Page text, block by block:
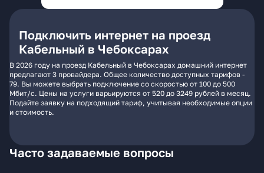
Подключить интернет на проезд
Кабельный в Чебоксарах
В 2026 году на проезд Кабельный в Чебоксарах домашний интернет
предлагают 3 провайдера. Общее количество доступных тарифов -
79. Вы можете выбрать подключение со скоростью от 100 до 500
Мбит/с. Цены на услуги варьируются от 520 до 3249 рублей в месяц.
Подайте заявку на подходящий тариф, учитывая необходимые опции
и стоимость.
Часто задаваемые вопросы